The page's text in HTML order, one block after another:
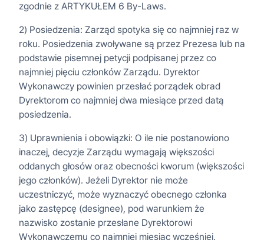
zgodnie z ARTYKUŁEM 6 By-Laws.
2) Posiedzenia: Zarząd spotyka się co najmniej raz w
roku. Posiedzenia zwoływane są przez Prezesa lub na
podstawie pisemnej petycji podpisanej przez co
najmniej pięciu członków Zarządu. Dyrektor
Wykonawczy powinien przesłać porządek obrad
Dyrektorom co najmniej dwa miesiące przed datą
posiedzenia.
3) Uprawnienia i obowiązki: O ile nie postanowiono
inaczej, decyzje Zarządu wymagają większości
oddanych głosów oraz obecności kworum (większości
jego członków). Jeżeli Dyrektor nie może
uczestniczyć, może wyznaczyć obecnego członka
jako zastępcę (designee), pod warunkiem że
nazwisko zostanie przesłane Dyrektorowi
Wykonawczemu co najmniej miesiąc wcześniej.